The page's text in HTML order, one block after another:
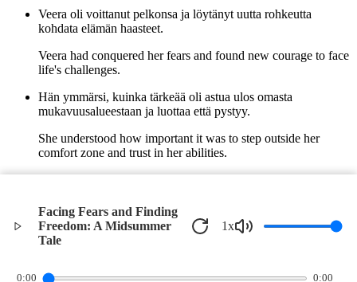
Facing Fears and Finding
Freedom: A Midsummer
Tale
1x
0:00 0:00
Veera oli voittanut pelkonsa ja löytänyt uutta rohkeutta
kohdata elämän haasteet.
Veera had conquered her fears and found new courage to face
life's challenges.
Hän ymmärsi, kuinka tärkeää oli astua ulos omasta
mukavuusalueestaan ja luottaa että pystyy.
She understood how important it was to step outside her
comfort zone and trust in her abilities.
In this way, surrounded by friends, traditions, and nature,
Veera felt more deeply rooted than ever before.